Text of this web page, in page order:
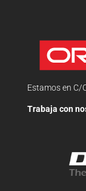
Estamos en C/
Trabaja con